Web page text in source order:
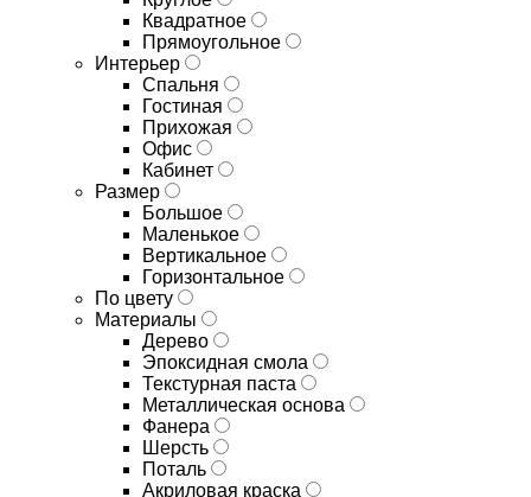
Квадратное
Прямоугольное
Интерьер
Спальня
Гостиная
Прихожая
Офис
Кабинет
Размер
Большое
Маленькое
Вертикальное
Горизонтальное
По цвету
Материалы
Дерево
Эпоксидная смола
Текстурная паста
Металлическая основа
Фанера
Шерсть
Поталь
Акриловая краска